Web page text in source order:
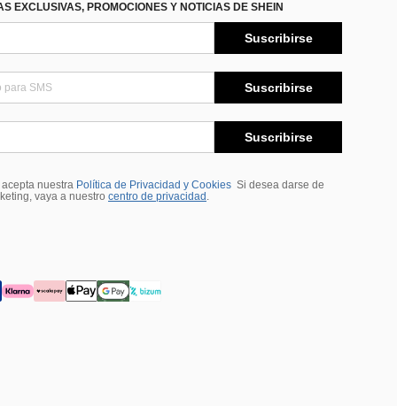
EXCLUSIVAS, PROMOCIONES Y NOTICIAS DE SHEIN
Suscribirse
Suscribirse
Suscribirse
nuestra Política de Privacidad y Cookies Si desea darse de
vaya a nuestro centro de privacidad .